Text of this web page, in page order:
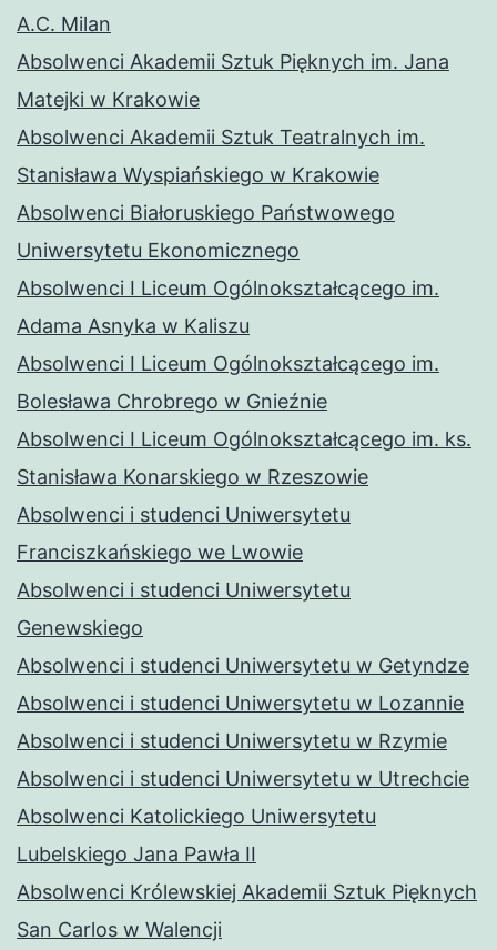
A.C. Milan
Absolwenci Akademii Sztuk Pięknych im. Jana
Matejki w Krakowie
Absolwenci Akademii Sztuk Teatralnych im.
Stanisława Wyspiańskiego w Krakowie
Absolwenci Białoruskiego Państwowego
Uniwersytetu Ekonomicznego
Absolwenci I Liceum Ogólnokształcącego im.
Adama Asnyka w Kaliszu
Absolwenci I Liceum Ogólnokształcącego im.
Bolesława Chrobrego w Gnieźnie
Absolwenci I Liceum Ogólnokształcącego im. ks.
Stanisława Konarskiego w Rzeszowie
Absolwenci i studenci Uniwersytetu
Franciszkańskiego we Lwowie
Absolwenci i studenci Uniwersytetu
Genewskiego
Absolwenci i studenci Uniwersytetu w Getyndze
Absolwenci i studenci Uniwersytetu w Lozannie
Absolwenci i studenci Uniwersytetu w Rzymie
Absolwenci i studenci Uniwersytetu w Utrechcie
Absolwenci Katolickiego Uniwersytetu
Lubelskiego Jana Pawła II
Absolwenci Królewskiej Akademii Sztuk Pięknych
San Carlos w Walencji